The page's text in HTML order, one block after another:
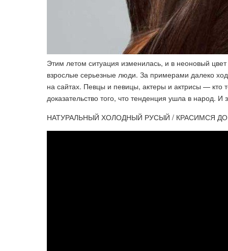
Этим летом ситуация изменилась, и в неоновый
взрослые серьезные люди. За примерами далеко
на сайтах. Певцы и певицы, актеры и актрисы —
доказательство того, что тенденция ушла в народ.
НАТУРАЛЬНЫЙ ХОЛОДНЫЙ РУСЫЙ / КРАСИМСЯ